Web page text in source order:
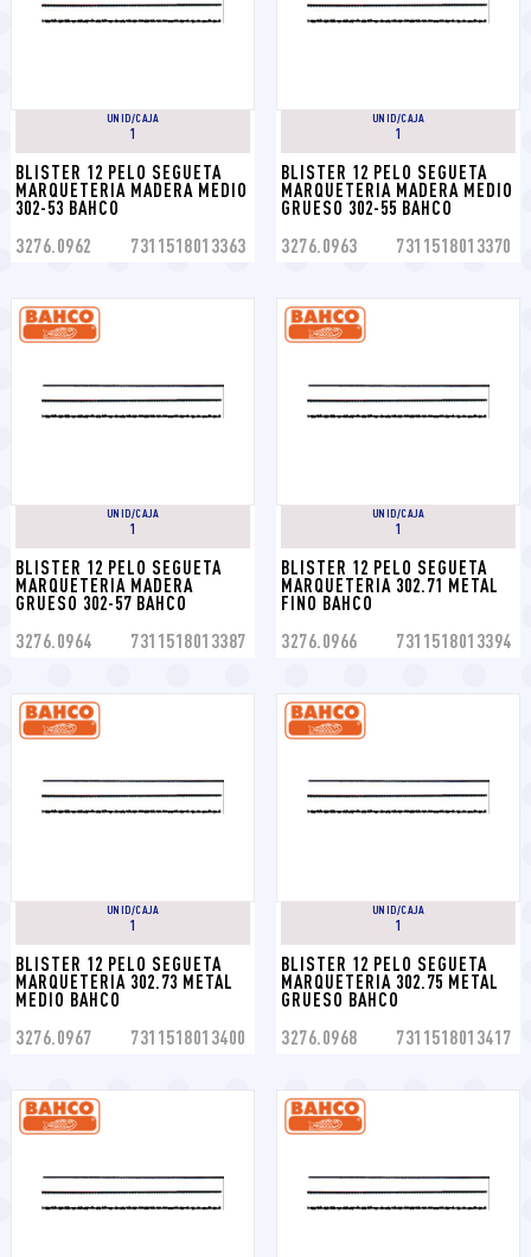
UNID/CAJA
1
BLISTER 12 PELO SEGUETA
MARQUETERIA MADERA MEDIO
302-53 BAHCO
3276.0962 7311518013363
UNID/CAJA
1
BLISTER 12 PELO SEGUETA
MARQUETERIA MADERA MEDIO
GRUESO 302-55 BAHCO
3276.0963 7311518013370
UNID/CAJA
1
BLISTER 12 PELO SEGUETA
MARQUETERIA MADERA
GRUESO 302-57 BAHCO
3276.0964 7311518013387
UNID/CAJA
1
BLISTER 12 PELO SEGUETA
MARQUETERIA 302.71 METAL
FINO BAHCO
3276.0966 7311518013394
UNID/CAJA
1
BLISTER 12 PELO SEGUETA
MARQUETERIA 302.73 METAL
MEDIO BAHCO
3276.0967 7311518013400
UNID/CAJA
1
BLISTER 12 PELO SEGUETA
MARQUETERIA 302.75 METAL
GRUESO BAHCO
3276.0968 7311518013417